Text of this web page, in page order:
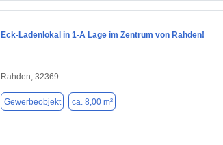
Eck-Ladenlokal in 1-A Lage im Zentrum von Rahden!
Rahden, 32369
Gewerbeobjekt ca. 8,00 m²